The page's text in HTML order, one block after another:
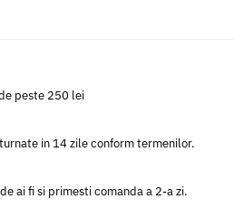
peste 250 lei
in 14 zile conform termenilor.
ai fi si primesti comanda a 2-a zi.